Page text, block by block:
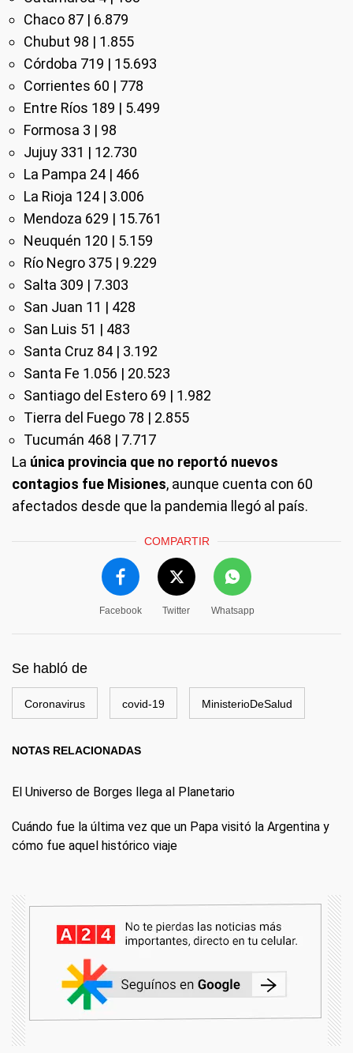
Chaco 87 | 6.879
Chubut 98 | 1.855
Córdoba 719 | 15.693
Corrientes 60 | 778
Entre Ríos 189 | 5.499
Formosa 3 | 98
Jujuy 331 | 12.730
La Pampa 24 | 466
La Rioja 124 | 3.006
Mendoza 629 | 15.761
Neuquén 120 | 5.159
Río Negro 375 | 9.229
Salta 309 | 7.303
San Juan 11 | 428
San Luis 51 | 483
Santa Cruz 84 | 3.192
Santa Fe 1.056 | 20.523
Santiago del Estero 69 | 1.982
Tierra del Fuego 78 | 2.855
Tucumán 468 | 7.717
La única provincia que no reportó nuevos
contagios fue Misiones, aunque cuenta con 60
afectados desde que la pandemia llegó al país.
COMPARTIR
Facebook Twitter Whatsapp
Se habló de
Coronavirus covid-19 MinisterioDeSalud
NOTAS RELACIONADAS
El Universo de Borges llega al Planetario
Cuándo fue la última vez que un Papa visitó la Argentina y
cómo fue aquel histórico viaje